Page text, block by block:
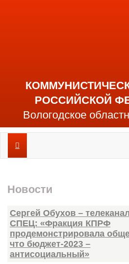
РОССИЙСКОЙ
Вологодское
Новости
Сергей Обухов –
СПЕЦ: «Фракция КПРФ
продемонстрировала
что бюджет-2023 –
антисоциальный»